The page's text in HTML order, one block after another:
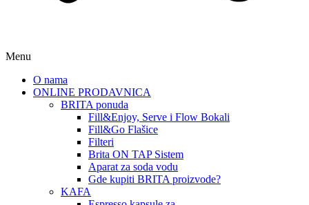
Menu
O nama
ONLINE PRODAVNICA
BRITA ponuda
Fill&Enjoy, Serve i Flow Bokali
Fill&Go Flašice
Filteri
Brita ON TAP Sistem
Aparat za soda vodu
Gde kupiti BRITA proizvode?
KAFA